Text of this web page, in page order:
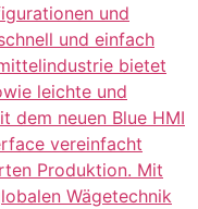
und
und einfach
bietet
leichte und
dem neuen Blue HMI
vereinfacht
Produktion. Mit
Wägetechnik